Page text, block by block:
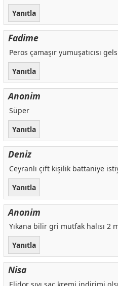
Yanıtla
Fadime
Peros çamaşır yumuşatıcısı
Yanıtla
Anonim
Süper
Yanıtla
Deniz
Ceyranlı çift kişilik battaniye
Yanıtla
Anonim
Yıkana bilir gri mutfak halısı 2
Yanıtla
Nisa